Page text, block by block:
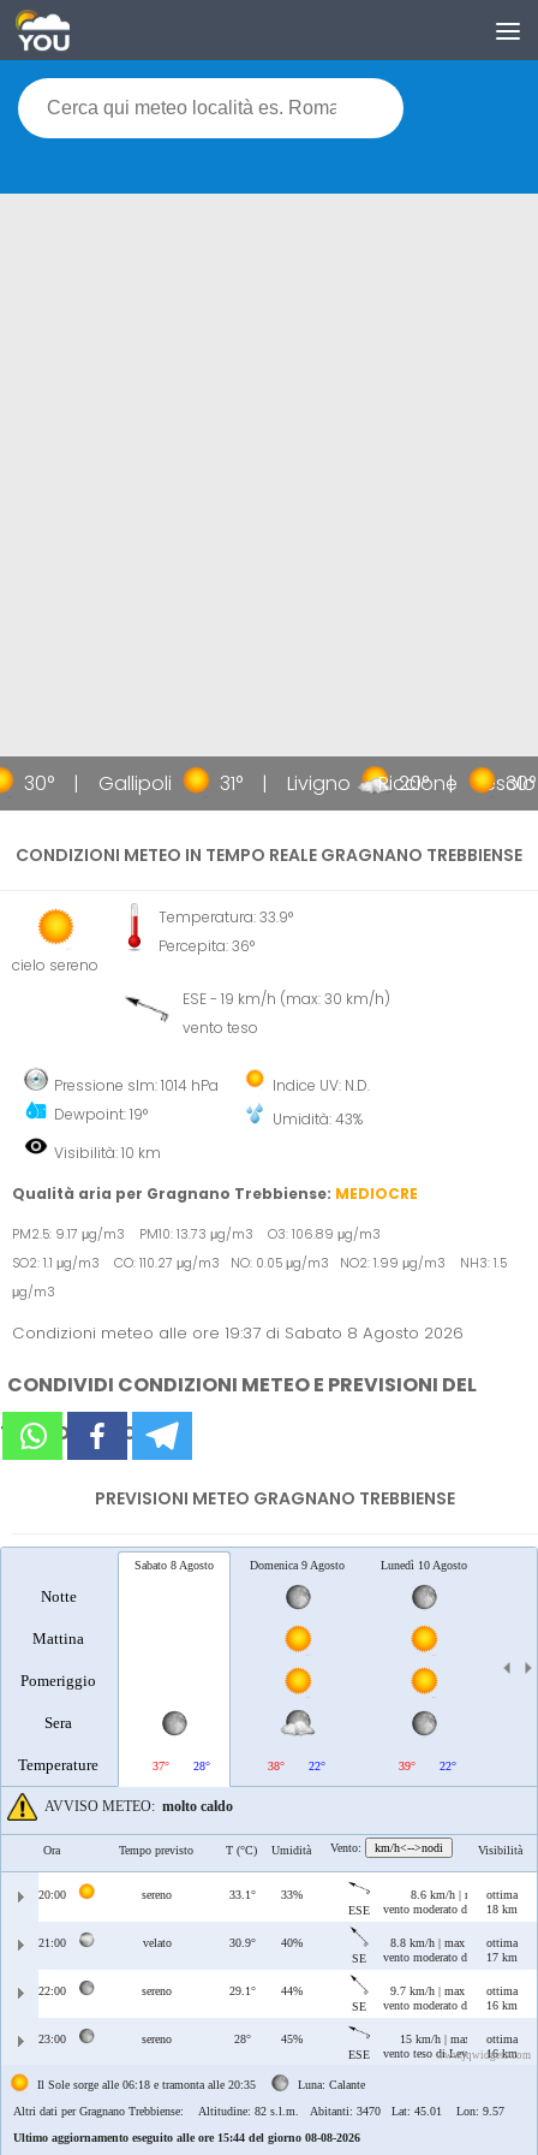
30° Gallipoli 31° Livigno 20° Jesolo
Riccione 30°
CONDIZIONI METEO IN TEMPO REALE GRAGNANO TREBBIENSE
cielo sereno
Temperatura: 33.9°
Percepita: 36°
ESE - 19 km/h (max: 30 km/h)
vento teso
Pressione slm: 1014 hPa
Dewpoint: 19°
Indice UV: N.D.
Umidità: 43%
Visibilità: 10 km
Qualità aria per Gragnano Trebbiense: MEDIOCRE
PM2.5: 9.17 μg/m3 PM10: 13.73 μg/m3 O3: 106.89 μg/m3
SO2: 1.1 μg/m3 CO: 110.27 μg/m3 NO: 0.05 μg/m3 NO2: 1.99 μg/m3 NH3: 1.5
μg/m3
Condizioni meteo alle ore 19:37 di Sabato 8 Agosto 2026
CONDIVIDI CONDIZIONI METEO E PREVISIONI DEL
TEMPO SUI SOCIAL
PREVISIONI METEO GRAGNANO TREBBIENSE
Notte
Mattina
Pomeriggio
Sera
Temperature
Sabato 8 Agosto
37° 28°
Domenica 9 Agosto
38° 22°
Lunedì 10 Agosto
39° 22°
AVVISO METEO: molto caldo
Ora Tempo previsto T (°C) Umidità Vento: km/h<-->nodi Visibilità
20:00 sereno 33.1°
33%
ESE
8.6 km/h | max 10 km/h
vento moderato di Levante/
ottima
18 km
21:00 velato 30.9°
40%
SE
8.8 km/h | max 17 km/h
vento moderato di Scirocco
ottima
17 km
22:00 sereno 29.1°
44%
SE
9.7 km/h | max 35 km/h
vento moderato di Scirocco
ottima
16 km
23:00 sereno 28°
45%
ESE
15 km/h | max 40 km/h
vento teso di Levante/Scirocco
ottima
16 km
www.jqwidgets.com
Il Sole sorge alle 06:18 e tramonta alle 20:35
Luna: Calante
Altri dati per Gragnano Trebbiense: Altitudine: 82 s.l.m. Abitanti: 3470 Lat: 45.01 Lon: 9.57
Ultimo aggiornamento eseguito alle ore 15:44 del giorno 08-08-2026